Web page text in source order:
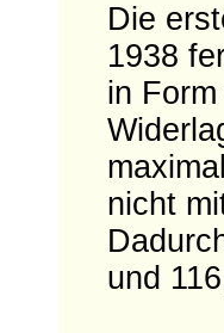
Die
1938
in
nicht
und